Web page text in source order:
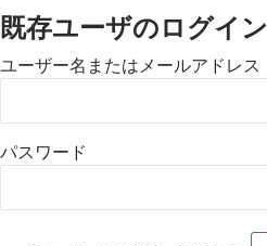
既存ユーザのログイン
ユーザー名またはメールアドレス
パスワード